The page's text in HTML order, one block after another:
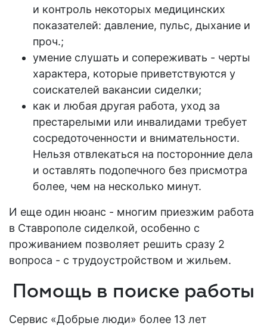
и контроль некоторых медицинских
показателей: давление, пульс, дыхание и
проч.;
умение слушать и сопереживать - черты
характера, которые приветствуются у
соискателей вакансии сиделки;
как и любая другая работа, уход за
престарелыми или инвалидами требует
сосредоточенности и внимательности.
Нельзя отвлекаться на посторонние дела
и оставлять подопечного без присмотра
более, чем на несколько минут.
И еще один нюанс - многим приезжим работа
в Ставрополе сиделкой, особенно с
проживанием позволяет решить сразу 2
вопроса - с трудоустройством и жильем.
Помощь в поиске работы
Сервис «Добрые люди» более 13 лет